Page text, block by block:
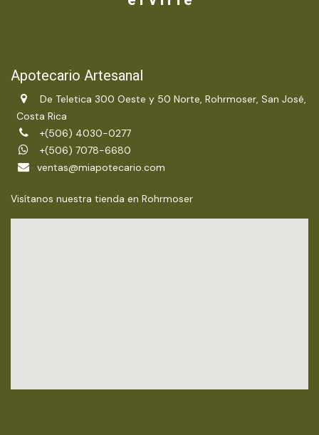
Apotecario Artesanal
De Teletica 300 Oeste y 50 Norte, Rohrmoser, San José,
Costa Rica
+(506) 4030-0277
+(506) 7078-6680
ventas@miapotecario.com
Visítanos nuestra tienda en Rohrmoser